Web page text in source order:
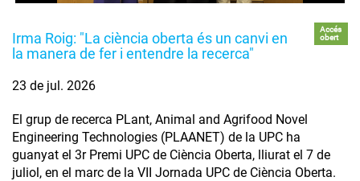
Irma Roig: "La ciència oberta és un canvi en
la manera de fer i entendre la recerca"
Accés
obert
23 de jul. 2026
El grup de recerca PLant, Animal and Agrifood Novel
Engineering Technologies (PLAANET) de la UPC ha
guanyat el 3r Premi UPC de Ciència Oberta, lliurat el 7 de
juliol, en el marc de la VII Jornada UPC de Ciència Oberta.